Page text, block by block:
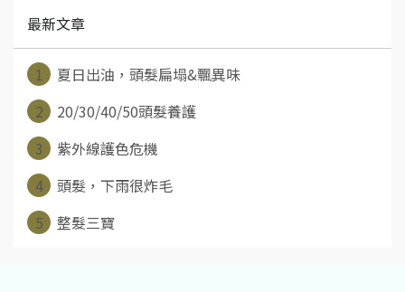
最新文章
1
夏日出油，頭髮扁塌&飄異味
2
20/30/40/50頭髮養護
3
紫外線護色危機
4
頭髮，下雨很炸毛
5
整髮三寶